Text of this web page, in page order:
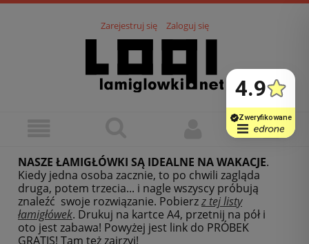
Zarejestruj się Zaloguj się
NASZE ŁAMIGŁÓWKI SĄ IDEALNE NA WAKACJE.
Kiedy jedna osoba zacznie, to po chwili zagląda
druga, potem trzecia... i nagle wszyscy próbują
znaleźć swoje rozwiązanie. Pobierzz tej listy
łamigłówek. Drukuj na kartce A4, przetnij na pół i
oto jest zabawa! Powyżej jest link do PRÓBEK
GRATIS! Tam też zajrzyj!